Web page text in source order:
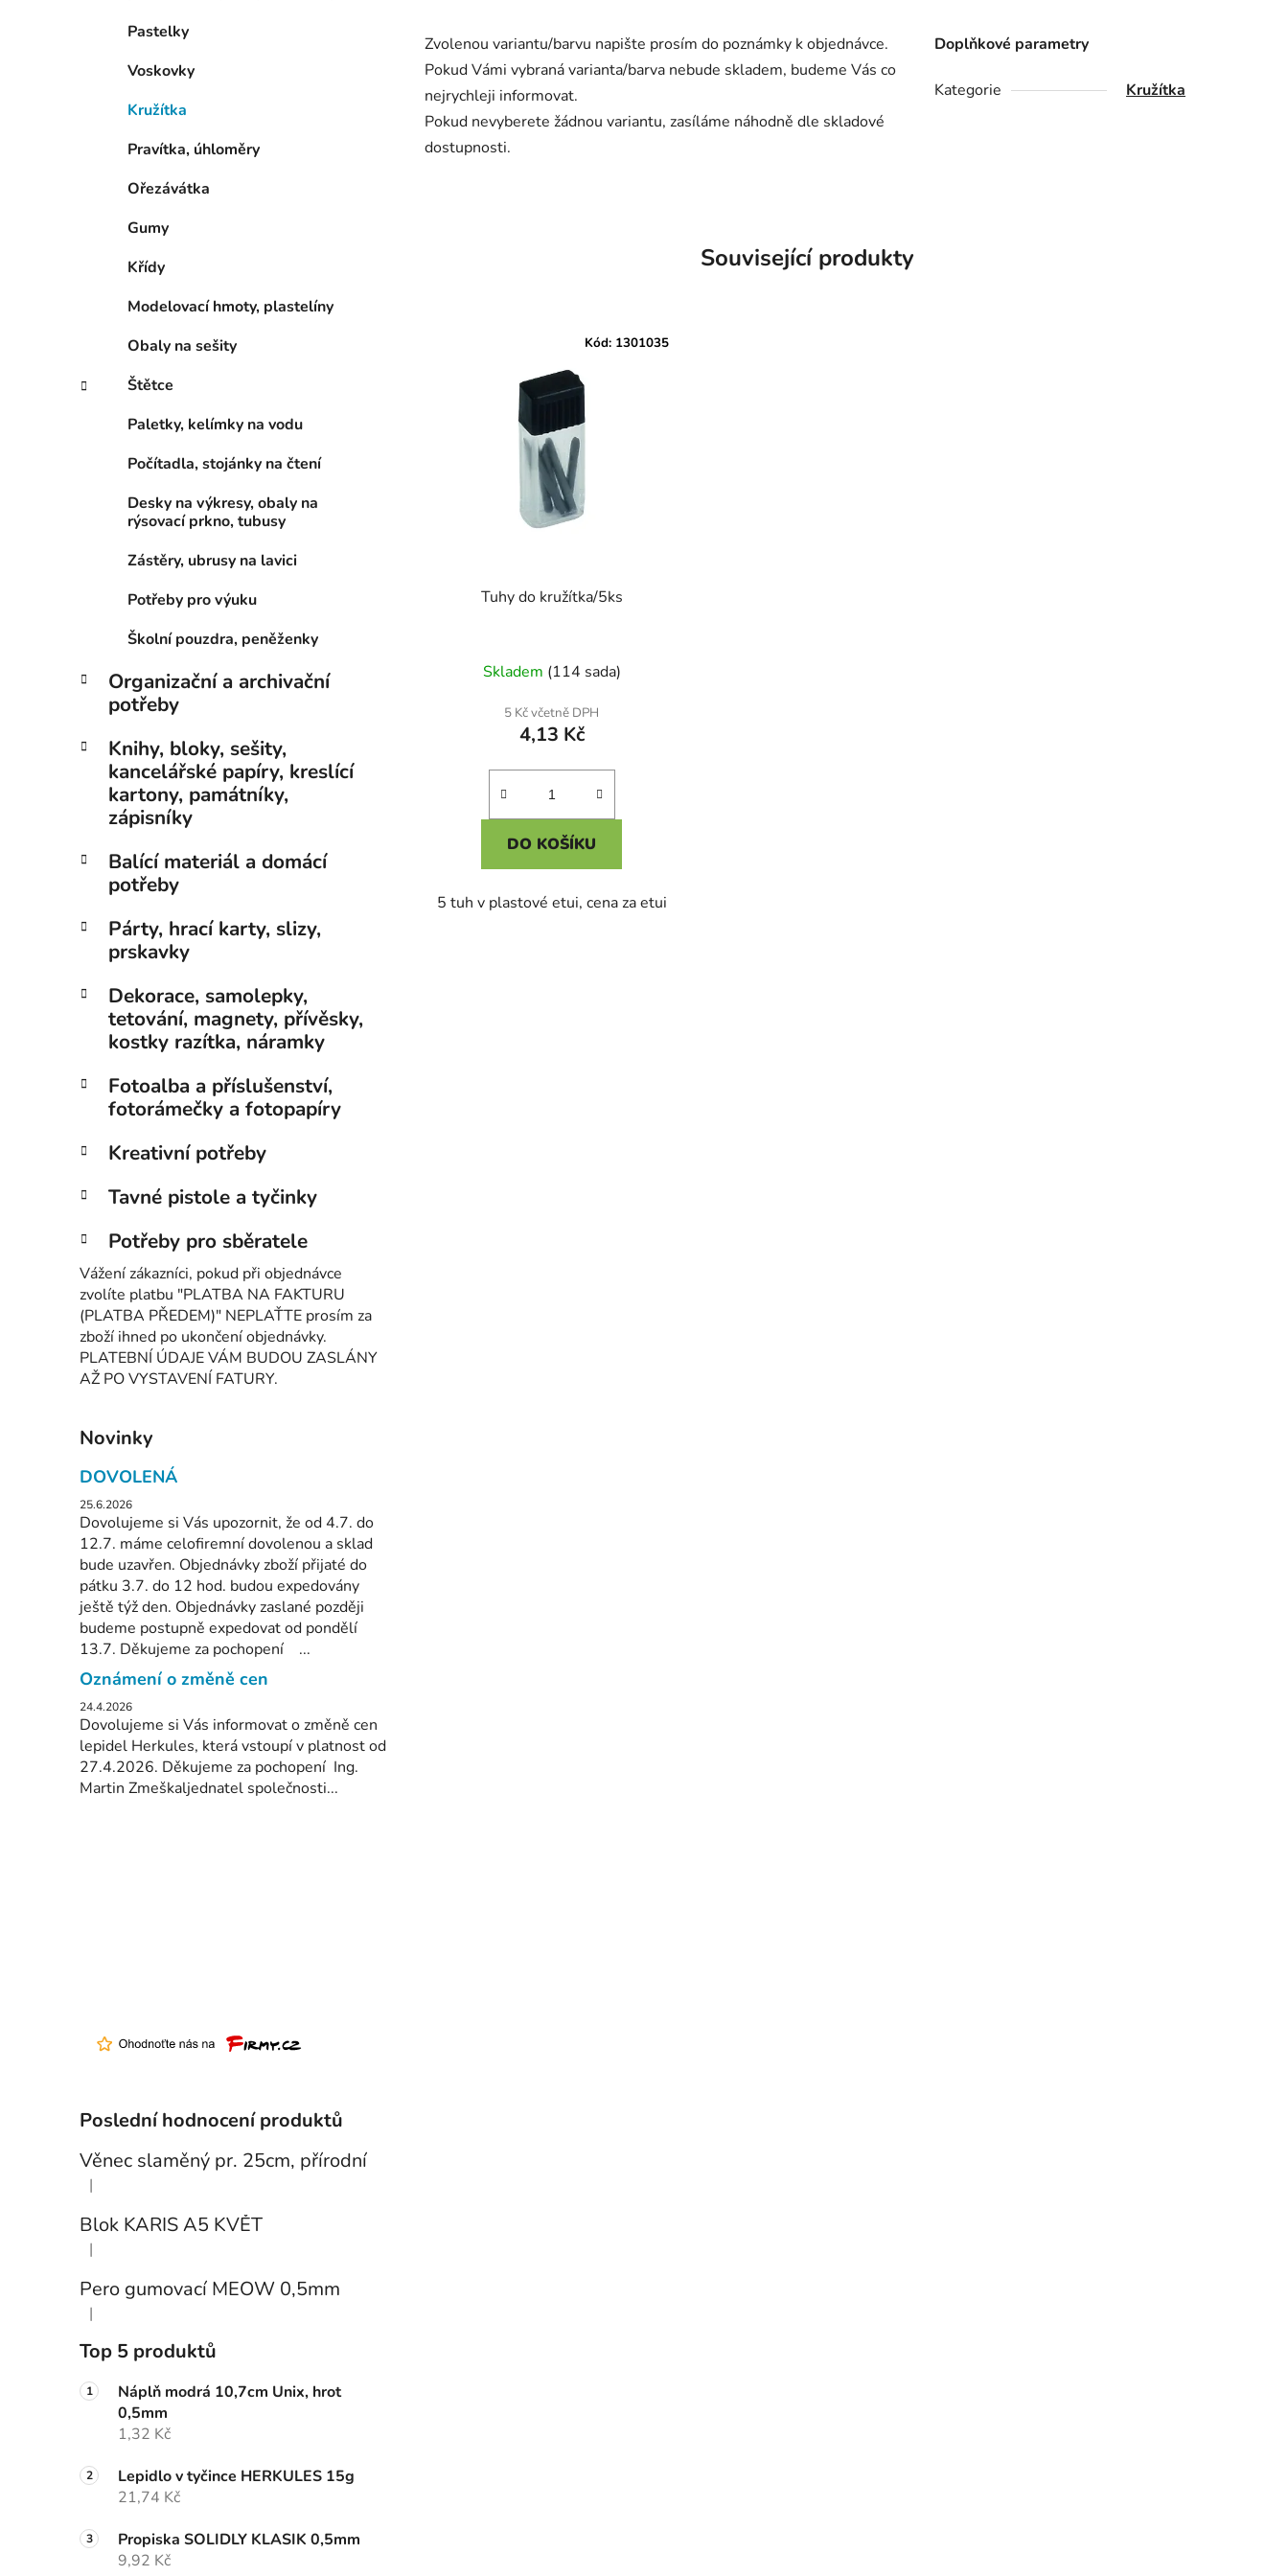
Pastelky
Voskovky
Kružítka
Pravítka, úhloměry
Ořezávátka
Gumy
Křídy
Modelovací hmoty, plastelíny
Obaly na sešity
Štětce
Paletky, kelímky na vodu
Počítadla, stojánky na čtení
Desky na výkresy, obaly na
rýsovací prkno, tubusy
Zástěry, ubrusy na lavici
Potřeby pro výuku
Školní pouzdra, peněženky
Organizační a archivační
potřeby
Knihy, bloky, sešity,
kancelářské papíry, kreslící
kartony, památníky,
zápisníky
Balící materiál a domácí
potřeby
Párty, hrací karty, slizy,
prskavky
Dekorace, samolepky,
tetování, magnety, přívěsky,
kostky razítka, náramky
Fotoalba a příslušenství,
fotorámečky a fotopapíry
Kreativní potřeby
Tavné pistole a tyčinky
Potřeby pro sběratele
Vážení zákazníci, pokud při objednávce
zvolíte platbu "PLATBA NA FAKTURU
(PLATBA PŘEDEM)" NEPLAŤTE prosím za
zboží ihned po ukončení objednávky.
PLATEBNÍ ÚDAJE VÁM BUDOU ZASLÁNY
AŽ PO VYSTAVENÍ FATURY.
Novinky
DOVOLENÁ
25.6.2026
Dovolujeme si Vás upozornit, že od 4.7. do
12.7. máme celofiremní dovolenou a sklad
bude uzavřen. Objednávky zboží přijaté do
pátku 3.7. do 12 hod. budou expedovány
ještě týž den. Objednávky zaslané později
budeme postupně expedovat od pondělí
13.7. Děkujeme za pochopení ...
Oznámení o změně cen
24.4.2026
Dovolujeme si Vás informovat o změně cen
lepidel Herkules, která vstoupí v platnost od
27.4.2026. Děkujeme za pochopení Ing.
Martin Zmeškaljednatel společnosti...
Poslední hodnocení produktů
Věnec slaměný pr. 25cm, přírodní
Hodnocení produktu je 5 z 5 hvězdiček.
|
Blok KARIS A5 KVĚT
Hodnocení produktu je 3 z 5 hvězdiček.
|
Pero gumovací MEOW 0,5mm
Hodnocení produktu je 5 z 5 hvězdiček.
|
Top 5 produktů
Náplň modrá 10,7cm Unix, hrot
0,5mm
1,32 Kč
Lepidlo v tyčince HERKULES 15g
21,74 Kč
Propiska SOLIDLY KLASIK 0,5mm
9,92 Kč
Zvolenou variantu/barvu napište prosím do poznámky k objednávce.
Pokud Vámi vybraná varianta/barva nebude skladem, budeme Vás co
nejrychleji informovat.
Pokud nevyberete žádnou variantu, zasíláme náhodně dle skladové
dostupnosti.
Doplňkové parametry
Kategorie Kružítka
Související produkty
Tuhy do kružítka/5ks
Skladem (114 sada)
5 Kč včetně DPH
4,13 Kč
DO KOŠÍKU
5 tuh v plastové etui, cena za etui
Kód: 1301035